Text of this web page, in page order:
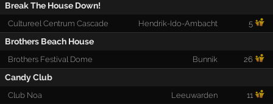
Break The House Down!
Cultureel Centrum Cascade Hendrik-Ido-Ambacht 5
Brothers Beach House
Brothers Festival Dome Bunnik 26
Candy Club
Club Noa Leeuwarden 11